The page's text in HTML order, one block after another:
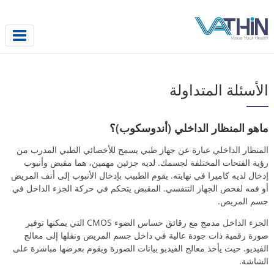
الأسئلة المتداولة
ماهو المنظار الداخلي (أندوسكوب)؟
المنظار الداخلي عبارة عن جهاز طبي يسمح للأخصائي الطبي المدرب من
رؤية الفتحات المختلفة لجسمك. لديه جزئين مهمين، هما مقبض وأنبوب
إدخال لديه كاميرا في نهايته. يقوم الطبيب بإدخال الأنبوب إلى أنف المريض
أو فمه لفحص الجهاز التنفسي. المقبض يتحكم في حركة الجزء الداخل في
جسم المريض.
الجزء الداخل مدمج مع رقائق حساس الضوء CMOS التي يمكنها توفير
صورة رقمية ذات جودة عالية في داخل جسم المريض ونقلها إلى معالج
الفيديو. حيث يأخذ معالج الفيديو بيانات الصورة ويقوم بعرضها مباشرة على
الشاشة.